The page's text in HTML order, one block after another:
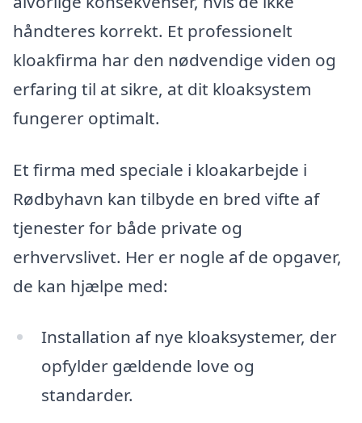
håndteres korrekt. Et professionelt
kloakfirma har den nødvendige viden og
erfaring til at sikre, at dit kloaksystem
fungerer optimalt.
Et firma med speciale i kloakarbejde i
Rødbyhavn kan tilbyde en bred vifte af
tjenester for både private og
erhvervslivet. Her er nogle af de opgaver,
de kan hjælpe med:
Installation af nye kloaksystemer, der
opfylder gældende love og
standarder.